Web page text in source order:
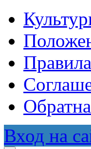
Правила
Вход на